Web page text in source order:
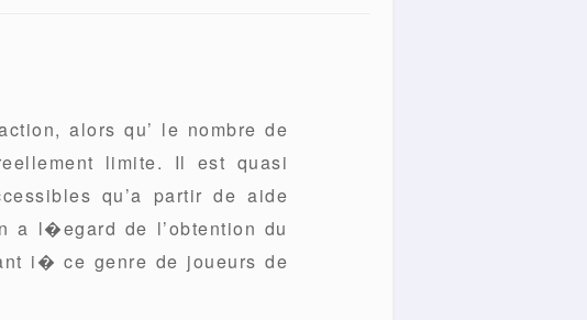
alors qu’ le nombre de
limite. Il est quasi
qu’a partir de aide
a l�egard de l’obtention du
i� ce genre de joueurs de